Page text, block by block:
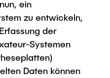
ein
zu entwickeln,
der
Systemen
Daten können